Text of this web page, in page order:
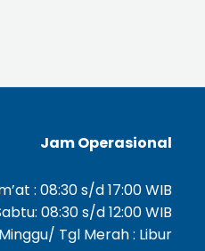
Jam Operasional
: 08:30 s/d 17:00 WIB
08:30 s/d 12:00 WIB
Minggu/ Tgl Merah : Libur